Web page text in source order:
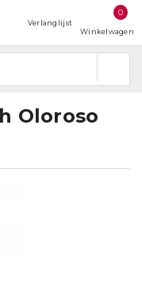
Verlanglijst
0
Winkelwagen
Oloroso